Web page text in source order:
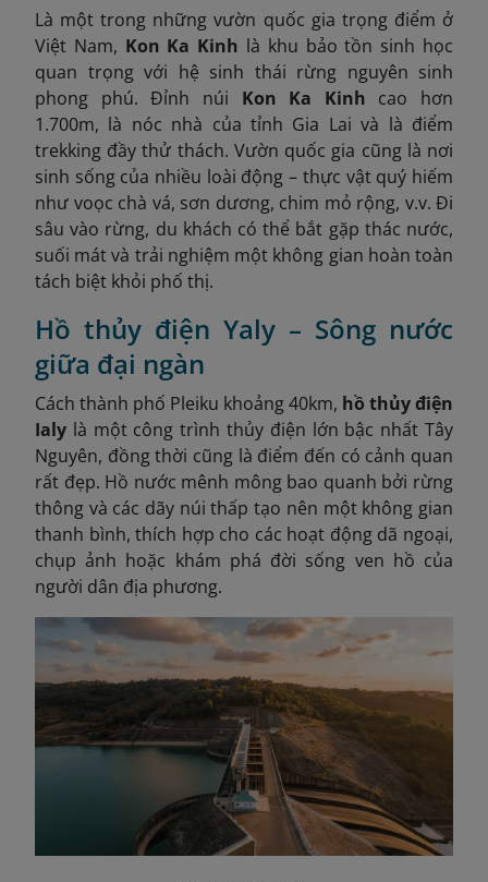
Là một trong những vườn quốc gia trọng điểm ở
Việt Nam, Kon Ka Kinh là khu bảo tồn sinh học
quan trọng với hệ sinh thái rừng nguyên sinh
phong phú. Đỉnh núi Kon Ka Kinh cao hơn
1.700m, là nóc nhà của tỉnh Gia Lai và là điểm
trekking đầy thử thách. Vườn quốc gia cũng là nơi
sinh sống của nhiều loài động – thực vật quý hiếm
như voọc chà vá, sơn dương, chim mỏ rộng, v.v. Đi
sâu vào rừng, du khách có thể bắt gặp thác nước,
suối mát và trải nghiệm một không gian hoàn toàn
tách biệt khỏi phố thị.
Hồ thủy điện Yaly – Sông nước
giữa đại ngàn
Cách thành phố Pleiku khoảng 40km, hồ thủy điện
Ialy là một công trình thủy điện lớn bậc nhất Tây
Nguyên, đồng thời cũng là điểm đến có cảnh quan
rất đẹp. Hồ nước mênh mông bao quanh bởi rừng
thông và các dãy núi thấp tạo nên một không gian
thanh bình, thích hợp cho các hoạt động dã ngoại,
chụp ảnh hoặc khám phá đời sống ven hồ của
người dân địa phương.